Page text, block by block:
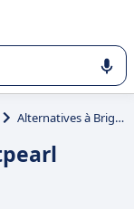
sélection de
Alternatives à Brightpearl